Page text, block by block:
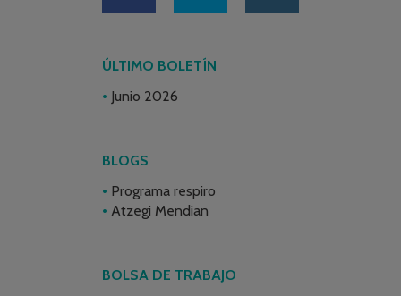
ÚLTIMO BOLETÍN
Junio 2026
BLOGS
Programa respiro
Atzegi Mendian
BOLSA DE TRABAJO